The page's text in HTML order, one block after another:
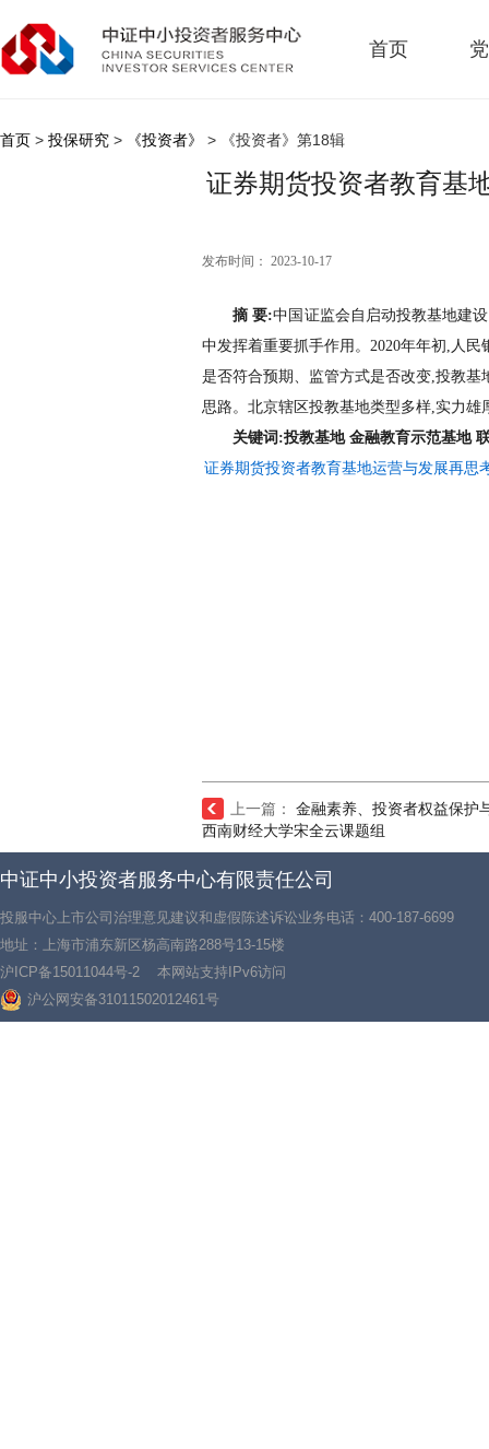
首页
首页 > 投保研究 > 《投资者》 > 《投资者》第18辑
证券期货投资者教育
发布时间： 2023-10-17
摘 要:中国证监会自启动投教基地建
中发挥着重要抓手作用。2020年年初,人
是否符合预期、监管方式是否改变,投教
思路。北京辖区投教基地类型多样,实力
关键词:投教基地 金融教育示范基地
证券期货投资者教育基地运营与发展再
上一篇：
金融素养、投资者权益保护
西南财经大学宋全云课题组
中证中小投资者服务中心有限责任公司
投服中心上市公司治理意见建议和虚假陈述诉讼业务电话：400-187-6699
地址：上海市浦东新区杨高南路288号13-15楼
沪ICP备15011044号-2 本网站支持IPv6访问
沪公网安备31011502012461号